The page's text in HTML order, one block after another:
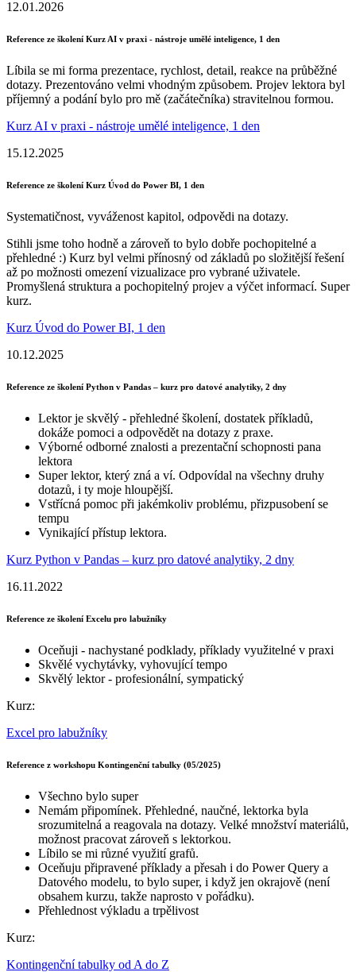
12.01.2026
Reference ze školení Kurz AI v praxi - nástroje umělé inteligence, 1 den
Líbila se mi forma prezentace, rychlost, detail, reakce na průběžné
dotazy. Prezentováno velmi vhodným způsobem. Projev lektora byl
příjemný a podání bylo pro mě (začátečníka) stravitelnou formou.
Kurz AI v praxi - nástroje umělé inteligence, 1 den
15.12.2025
Reference ze školení Kurz Úvod do Power BI, 1 den
Systematičnost, vyváženost kapitol, odpovědi na dotazy.
Stihli jsme toho hodně a zároveň to bylo dobře pochopitelné a
přehledné :) Kurz byl velmi přínosný od základů po složitější řešení
až po možnosti omezení vizualizace pro vybrané uživatele.
Promyšlená struktura a pochopitelný projev a výčet informací. Super
kurz.
Kurz Úvod do Power BI, 1 den
10.12.2025
Reference ze školení Python v Pandas – kurz pro datové analytiky, 2 dny
Lektor je skvělý - přehledné školení, dostatek příkladů,
dokáže pomoci a odpovědět na dotazy z praxe.
Výborné odborné znalosti a prezentační schopnosti pana
lektora
Super lektor, který zná a ví. Odpovídal na všechny druhy
dotazů, i ty moje hloupější.
Vstřícná pomoc při jakémkoliv problému, přizpusobení se
tempu
Vynikající přístup lektora.
Kurz Python v Pandas – kurz pro datové analytiky, 2 dny
16.11.2022
Reference ze školení Excelu pro labužníky
Oceňuji - nachystané podklady, příklady využitelné v praxi
Skvělé vychytávky, vyhovující tempo
Skvělý lektor - profesionální, sympatický
Kurz:
Excel pro labužníky
Reference z workshopu Kontingenční tabulky (05/2025)
Všechno bylo super
Nemám připomínek. Přehledné, naučné, lektorka byla
srozumitelná a reagovala na dotazy. Velké množství materiálů,
možnost pracovat zároveň s lektorkou.
Líbilo se mi různé využití grafů.
Oceňuju připravené příklady a přesah i do Power Query a
Datového modelu, to bylo super, i když jen okrajově (není
obsahem kurzu, takže naprosto v pořádku).
Přehlednost výkladu a trpělivost
Kurz:
Kontingenční tabulky od A do Z